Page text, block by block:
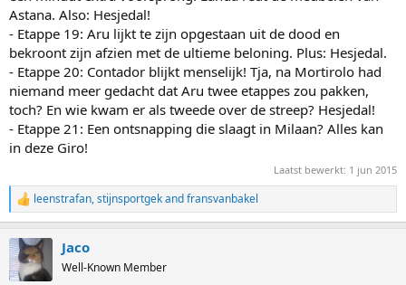
Astana. Also: Hesjedal!
- Etappe 19: Aru lijkt te zijn opgestaan uit de dood en
bekroont zijn afzien met de ultieme beloning. Plus: Hesjedal.
- Etappe 20: Contador blijkt menselijk! Tja, na Mortirolo had
niemand meer gedacht dat Aru twee etappes zou pakken,
toch? En wie kwam er als tweede over de streep? Hesjedal!
- Etappe 21: Een ontsnapping die slaagt in Milaan? Alles kan
in deze Giro!
Laatst bewerkt: 1 jun 2015
R
e
c
t
i
leenstrafan,stijnsportgekandfransvanbakel
Jaco
Well-Known Member